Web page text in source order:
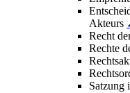
Akteurs
Recht
Rechte
Satzung